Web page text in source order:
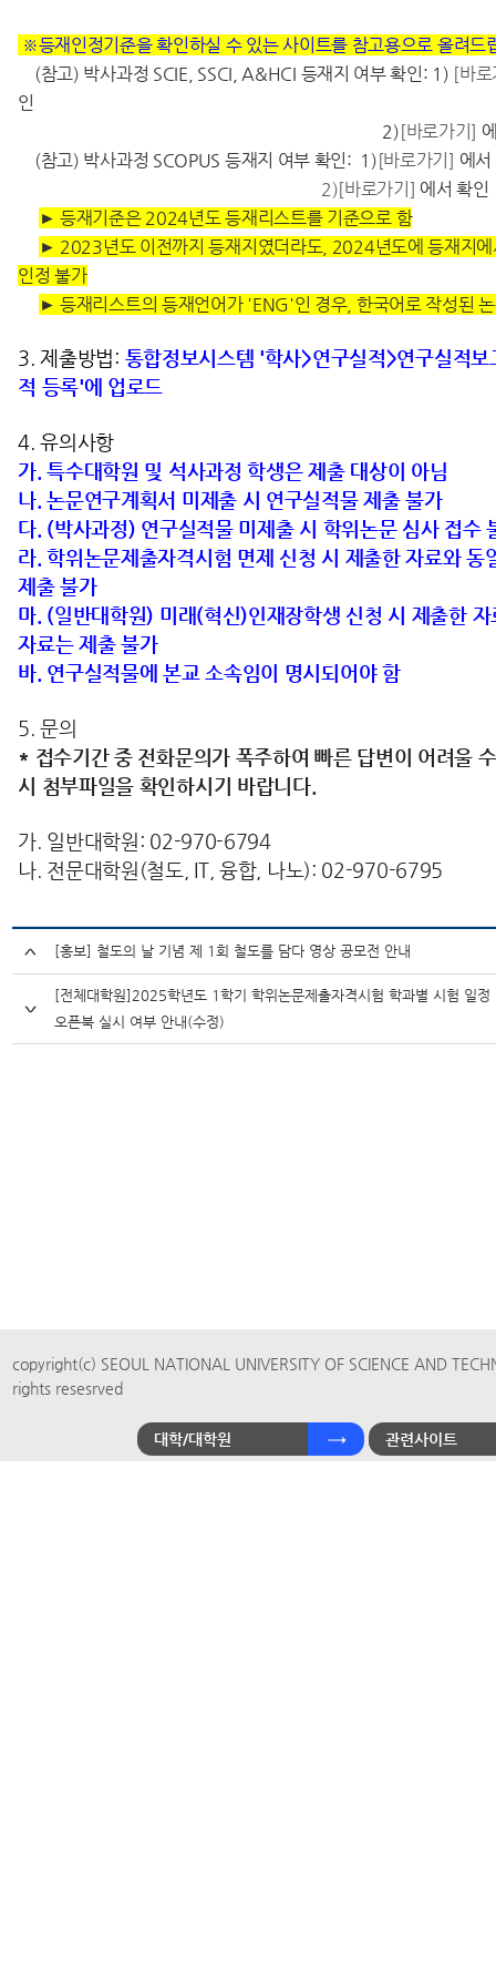
※등재인정기준을 확인하실 수 있는 사이트를 참고용으로 올려드
(참고) 박사과정 SCIE, SSCI, A&HCI 등재지 여부 확인: 1) [바
인
2)[바로가기]
(참고) 박사과정 SCOPUS 등재지 여부 확인: 1)[바로가기] 에
2)[바로가기] 에서 확인
► 등재기준은 2024년도 등재리스트를 기준으로 함
► 2023년도 이전까지 등재지였더라도, 2024년도에 등재지에
인정 불가
► 등재리스트의 등재언어가 'ENG'인 경우, 한국어로 작성된
3. 제출방법: 통합정보시스템 '학사>연구실적>연구실적보
적 등록'에 업로드
4. 유의사항
가. 특수대학원 및 석사과정 학생은 제출 대상이 아님
나. 논문연구계획서 미제출 시 연구실적물 제출 불가
다. (박사과정) 연구실적물 미제출 시 학위논문 심사 접수
라. 학위논문제출자격시험 면제 신청 시 제출한 자료와 동
제출 불가
마. (일반대학원) 미래(혁신)인재장학생 신청 시 제출한
자료는 제출 불가
바. 연구실적물에 본교 소속임이 명시되어야 함
5. 문의
* 접수기간 중 전화문의가 폭주하여 빠른 답변이 어려울
시 첨부파일을 확인하시기 바랍니다.
가. 일반대학원: 02-970-6794
나. 전문대학원(철도, IT, 융합, 나노): 02-970-6795
[홍보] 철도의 날 기념 제 1회 철도를 담다 영상 공모전 안내
[전체대학원]2025학년도 1학기 학위논문제출자격시험 학과별 시험 일정
오픈북 실시 여부 안내(수정)
copyright(c) SEOUL NATIONAL UNIVERSITY OF SCIENCE AND
rights resesrved
대학/대학원 관련사이트